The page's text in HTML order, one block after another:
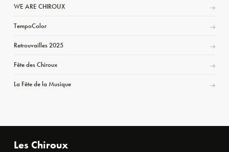
WE ARE CHIROUX
TempoColor
Retrouvailles 2025
Fête des Chiroux
La Fête de la Musique
Les Chiroux